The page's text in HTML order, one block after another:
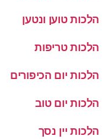
הלכות טוען ונטען
הלכות טריפות
הלכות יום הכיפורים
הלכות יום טוב
הלכות יין נסך